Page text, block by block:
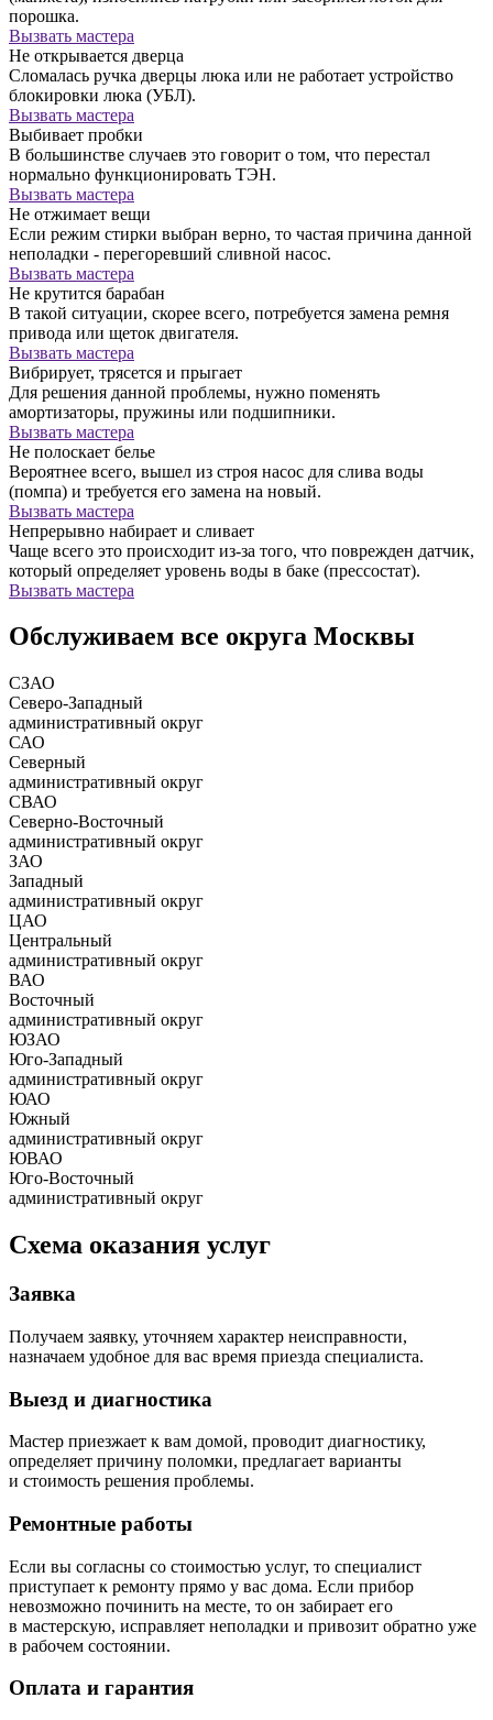
порошка.
Вызвать мастера
Не открывается дверца
Сломалась ручка дверцы люка или не работает устройство
блокировки люка (УБЛ).
Вызвать мастера
Выбивает пробки
В большинстве случаев это говорит о том, что перестал
нормально функционировать ТЭН.
Вызвать мастера
Не отжимает вещи
Если режим стирки выбран верно, то частая причина данной
неполадки - перегоревший сливной насос.
Вызвать мастера
Не крутится барабан
В такой ситуации, скорее всего, потребуется замена ремня
привода или щеток двигателя.
Вызвать мастера
Вибрирует, трясется и прыгает
Для решения данной проблемы, нужно поменять
амортизаторы, пружины или подшипники.
Вызвать мастера
Не полоскает белье
Вероятнее всего, вышел из строя насос для слива воды
(помпа) и требуется его замена на новый.
Вызвать мастера
Непрерывно набирает и сливает
Чаще всего это происходит из-за того, что поврежден датчик,
который определяет уровень воды в баке (прессостат).
Вызвать мастера
Обслуживаем все округа Москвы
СЗАО
Северо-Западный
административный округ
САО
Северный
административный округ
СВАО
Северно-Восточный
административный округ
ЗАО
Западный
административный округ
ЦАО
Центральный
административный округ
ВАО
Восточный
административный округ
ЮЗАО
Юго-Западный
административный округ
ЮАО
Южный
административный округ
ЮВАО
Юго-Восточный
административный округ
Схема оказания услуг
Заявка
Получаем заявку, уточняем характер неисправности,
назначаем удобное для вас время приезда специалиста.
Выезд и диагностика
Мастер приезжает к вам домой, проводит диагностику,
определяет причину поломки, предлагает варианты
и стоимость решения проблемы.
Ремонтные работы
Если вы согласны со стоимостью услуг, то специалист
приступает к ремонту прямо у вас дома. Если прибор
невозможно починить на месте, то он забирает его
в мастерскую, исправляет неполадки и привозит обратно уже
в рабочем состоянии.
Оплата и гарантия